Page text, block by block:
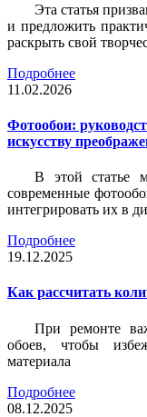
Эта статья
и предложить
раскрыть свой
Подробнее
11.02.2026
Фотообои:
искусству
В этой статье
современные
интегрировать их в
Подробнее
19.12.2025
Как рассчитать
При ремонте
обоев, чтобы
материала
Подробнее
08.12.2025